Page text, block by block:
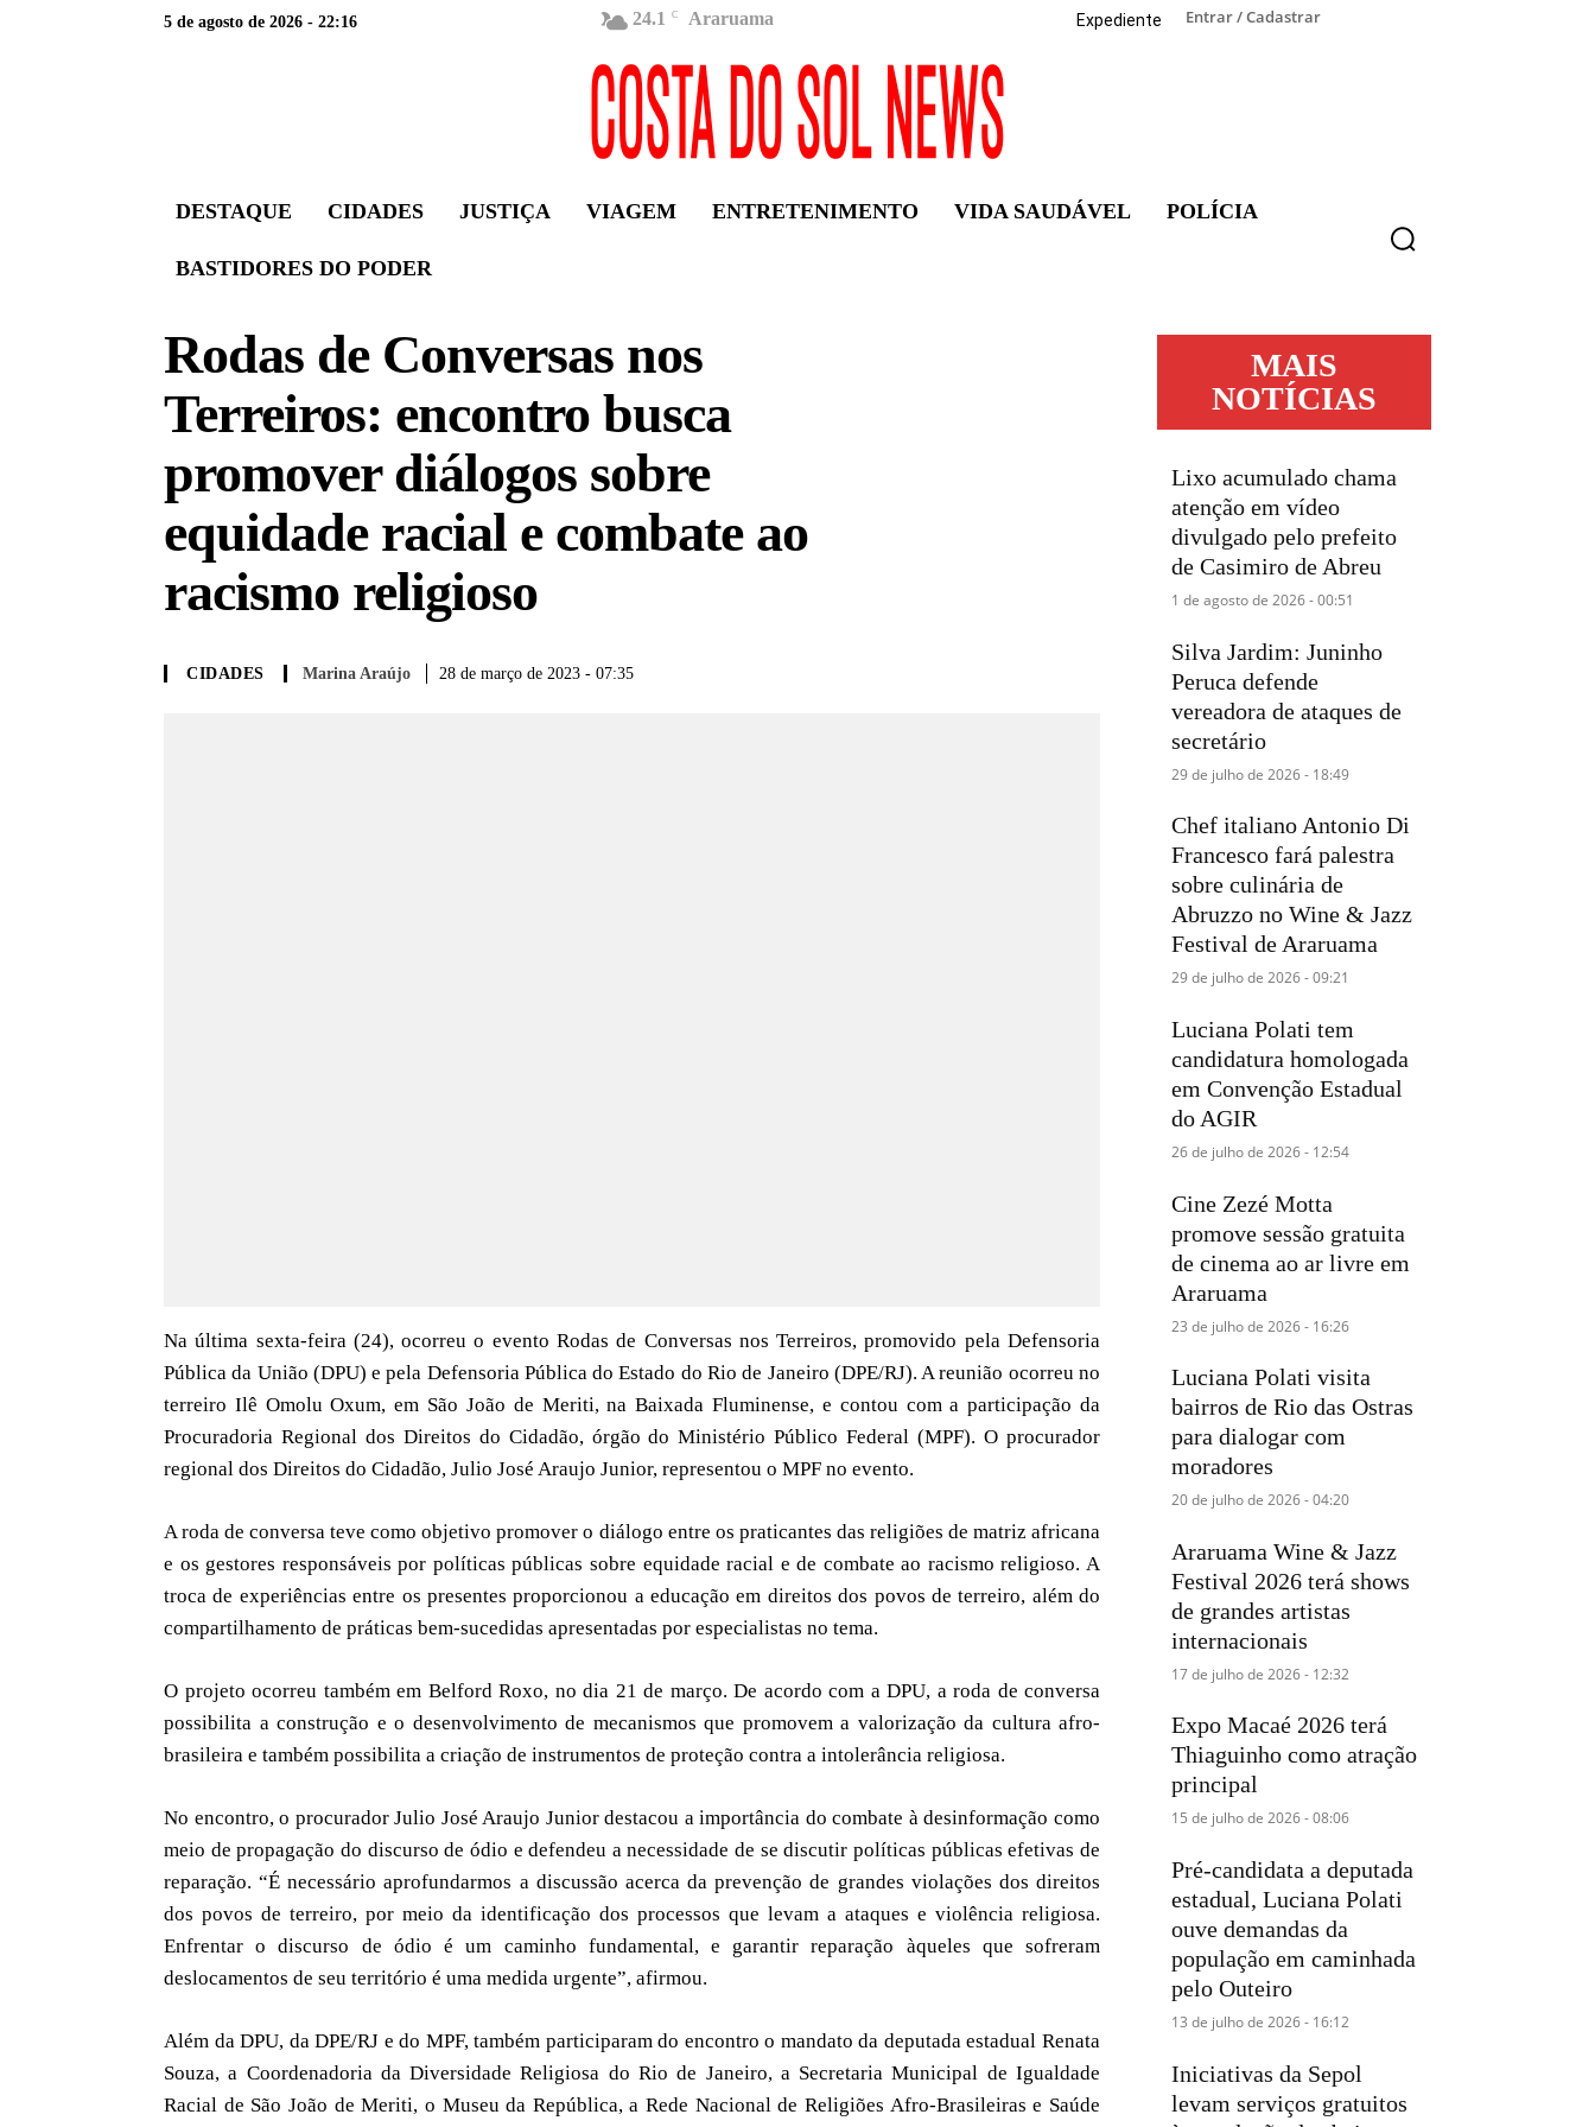
5 de agosto de 2026 - 22:16 24.1 C Araruama Entrar / Cadastrar
Expediente
DESTAQUE CIDADES JUSTIÇA VIAGEM ENTRETENIMENTO VIDA SAUDÁVEL POLÍCIA
BASTIDORES DO PODER
Rodas de Conversas nos
Terreiros: encontro busca
promover diálogos sobre
equidade racial e combate ao
racismo religioso
CIDADES Marina Araújo 28 de março de 2023 - 07:35
Na última sexta-feira (24), ocorreu o evento Rodas de Conversas nos Terreiros, promovido pela Defensoria
Pública da União (DPU) e pela Defensoria Pública do Estado do Rio de Janeiro (DPE/RJ). A reunião ocorreu no
terreiro Ilê Omolu Oxum, em São João de Meriti, na Baixada Fluminense, e contou com a participação da
Procuradoria Regional dos Direitos do Cidadão, órgão do Ministério Público Federal (MPF). O procurador
regional dos Direitos do Cidadão, Julio José Araujo Junior, representou o MPF no evento.
A roda de conversa teve como objetivo promover o diálogo entre os praticantes das religiões de matriz africana
e os gestores responsáveis por políticas públicas sobre equidade racial e de combate ao racismo religioso. A
troca de experiências entre os presentes proporcionou a educação em direitos dos povos de terreiro, além do
compartilhamento de práticas bem-sucedidas apresentadas por especialistas no tema.
O projeto ocorreu também em Belford Roxo, no dia 21 de março. De acordo com a DPU, a roda de conversa
possibilita a construção e o desenvolvimento de mecanismos que promovem a valorização da cultura afro-
brasileira e também possibilita a criação de instrumentos de proteção contra a intolerância religiosa.
No encontro, o procurador Julio José Araujo Junior destacou a importância do combate à desinformação como
meio de propagação do discurso de ódio e defendeu a necessidade de se discutir políticas públicas efetivas de
reparação. “É necessário aprofundarmos a discussão acerca da prevenção de grandes violações dos direitos
dos povos de terreiro, por meio da identificação dos processos que levam a ataques e violência religiosa.
Enfrentar o discurso de ódio é um caminho fundamental, e garantir reparação àqueles que sofreram
deslocamentos de seu território é uma medida urgente”, afirmou.
Além da DPU, da DPE/RJ e do MPF, também participaram do encontro o mandato da deputada estadual Renata
Souza, a Coordenadoria da Diversidade Religiosa do Rio de Janeiro, a Secretaria Municipal de Igualdade
Racial de São João de Meriti, o Museu da República, a Rede Nacional de Religiões Afro-Brasileiras e Saúde
MAIS
NOTÍCIAS
Lixo acumulado chama
atenção em vídeo
divulgado pelo prefeito
de Casimiro de Abreu
1 de agosto de 2026 - 00:51
Silva Jardim: Juninho
Peruca defende
vereadora de ataques de
secretário
29 de julho de 2026 - 18:49
Chef italiano Antonio Di
Francesco fará palestra
sobre culinária de
Abruzzo no Wine & Jazz
Festival de Araruama
29 de julho de 2026 - 09:21
Luciana Polati tem
candidatura homologada
em Convenção Estadual
do AGIR
26 de julho de 2026 - 12:54
Cine Zezé Motta
promove sessão gratuita
de cinema ao ar livre em
Araruama
23 de julho de 2026 - 16:26
Luciana Polati visita
bairros de Rio das Ostras
para dialogar com
moradores
20 de julho de 2026 - 04:20
Araruama Wine & Jazz
Festival 2026 terá shows
de grandes artistas
internacionais
17 de julho de 2026 - 12:32
Expo Macaé 2026 terá
Thiaguinho como atração
principal
15 de julho de 2026 - 08:06
Pré-candidata a deputada
estadual, Luciana Polati
ouve demandas da
população em caminhada
pelo Outeiro
13 de julho de 2026 - 16:12
Iniciativas da Sepol
levam serviços gratuitos